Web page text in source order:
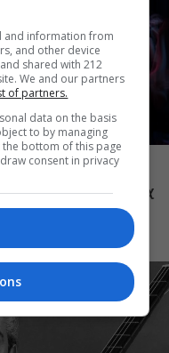
του
τη γυναικεία
and information from
and other device
shared with 212
We and our partners
of partners.
data on the basis
to by managing
bottom of this page
consent in privacy